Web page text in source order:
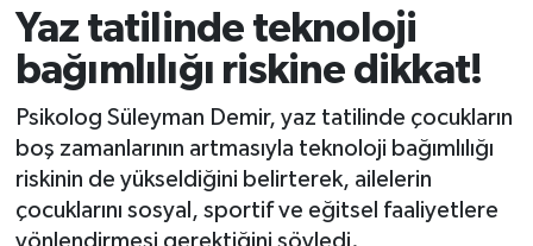
Yaz tatilinde teknoloji
bağımlılığı riskine dikkat!
Psikolog Süleyman Demir, yaz tatilinde çocukların
boş zamanlarının artmasıyla teknoloji bağımlılığı
riskinin de yükseldiğini belirterek, ailelerin
çocuklarını sosyal, sportif ve eğitsel faaliyetlere
yönlendirmesi gerektiğini söyledi.
Eği̇ti̇m
Resmi İlanlar
Sağlık
Si̇yaset
Süper Lig Puan Durumu ve Fikstür
Tüm Manşetler
Son Dakika Haberleri
Haber Arşivi